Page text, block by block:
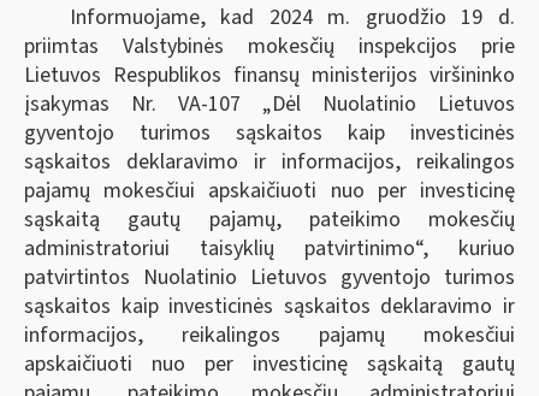
Informuojame, kad 2024 m. gruodžio 19 d.
priimtas Valstybinės mokesčių inspekcijos prie
Lietuvos Respublikos finansų ministerijos viršininko
įsakymas Nr. VA-107 „Dėl Nuolatinio Lietuvos
gyventojo turimos sąskaitos kaip investicinės
sąskaitos deklaravimo ir informacijos, reikalingos
pajamų mokesčiui apskaičiuoti nuo per investicinę
sąskaitą gautų pajamų, pateikimo mokesčių
administratoriui taisyklių patvirtinimo“, kuriuo
patvirtintos Nuolatinio Lietuvos gyventojo turimos
sąskaitos kaip investicinės sąskaitos deklaravimo ir
informacijos, reikalingos pajamų mokesčiui
apskaičiuoti nuo per investicinę sąskaitą gautų